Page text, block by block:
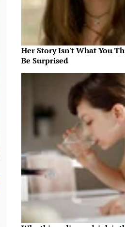
Her Story Isn't What You
Be Surprised